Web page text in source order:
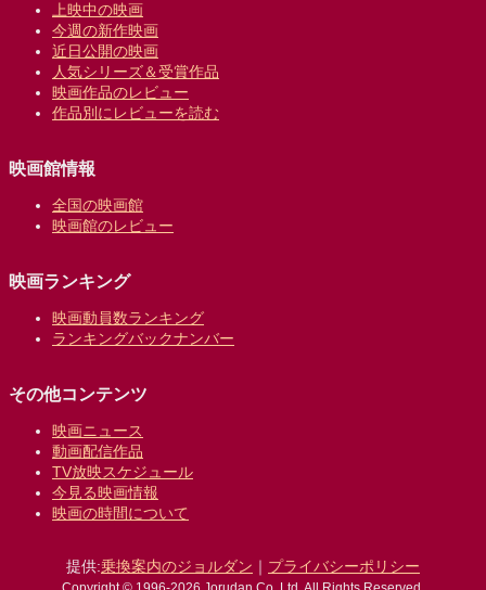
上映中の映画
今週の新作映画
近日公開の映画
人気シリーズ＆受賞作品
映画作品のレビュー
作品別にレビューを読む
映画館情報
全国の映画館
映画館のレビュー
映画ランキング
映画動員数ランキング
ランキングバックナンバー
その他コンテンツ
映画ニュース
動画配信作品
TV放映スケジュール
今見る映画情報
映画の時間について
提供:乗換案内のジョルダン ｜ プライバシーポリシー